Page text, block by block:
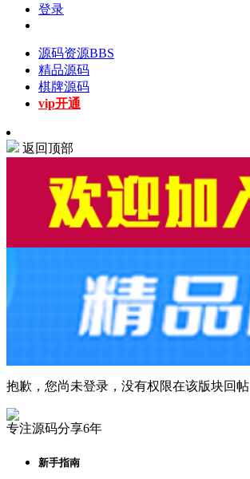
登录
源码资源BBS
精品源码
棋牌源码
vip开通
返回顶部
抱歉，您尚未登录，没有权限在该版块回帖
专注源码分享6年
新手指南